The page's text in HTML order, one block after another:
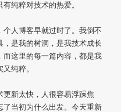
纯粹对技术的热爱。
人博客早就过时了。我倒不
是我的树洞，是我技术成长
而这里的每一篇内容，都是我
纯粹。
新太快，人很容易浮躁焦
了当初为什么出发。今天重新